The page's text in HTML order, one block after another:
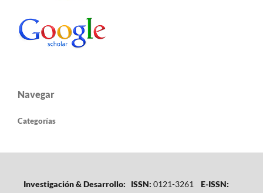
Navegar
Categorías
Investigación & Desarrollo: ISSN: 0121-3261
E-ISSN: